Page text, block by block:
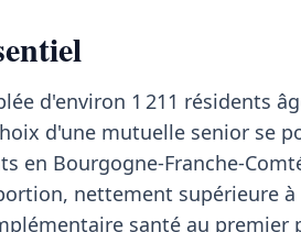
d'environ 1 211 résidents
d'une mutuelle senior se
en Bourgogne-Franche-
nettement supérieure à
santé au premier